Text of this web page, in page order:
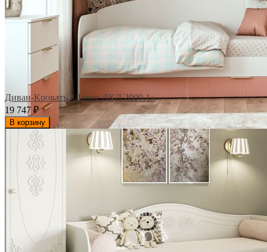
Диван-Кровать «Лавис ДКД 2000.1»
19 747 ₽
В корзину